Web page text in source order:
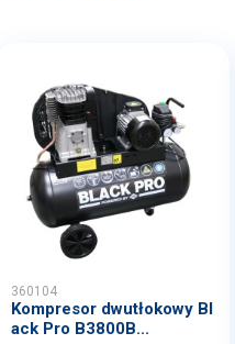
360104
Kompresor dwutłokowy Bl
ack Pro B3800B...